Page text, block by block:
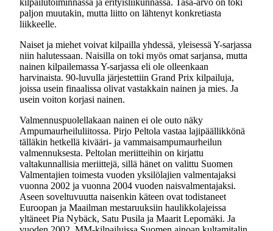
paljon muutakin, mutta liitto on lähtenyt konkretiasta
liikkeelle.
Naiset ja miehet voivat kilpailla yhdessä, yleisessä Y-sarjassa
niin halutessaan. Naisilla on toki myös omat sarjansa, mutta
nainen kilpailemassa Y-sarjassa eli ole olleenkaan
harvinaista. 90-luvulla järjestettiin Grand Prix kilpailuja,
joissa usein finaalissa olivat vastakkain nainen ja mies. Ja
usein voiton korjasi nainen.
Valmennuspuolellakaan nainen ei ole outo näky
Ampumaurheiluliitossa. Pirjo Peltola vastaa lajipäällikkönä
tälläkin hetkellä kivääri- ja vammaisampumaurheilun
valmennuksesta. Peltolan meriitteihin on kirjattu
valtakunnallisia meriittejä, sillä hänet on valittu Suomen
Valmentajien toimesta vuoden yksilölajien valmentajaksi
vuonna 2002 ja vuonna 2004 vuoden naisvalmentajaksi.
Aseen soveltuvuutta naisenkin käteen ovat todistaneet
Euroopan ja Maailman mestaruuksiin haulikkolajeissa
yltäneet Pia Nybäck, Satu Pusila ja Maarit Lepomäki. Ja